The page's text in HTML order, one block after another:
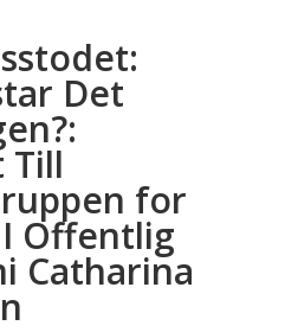
Det
Till
for
Offentlig
Catharina